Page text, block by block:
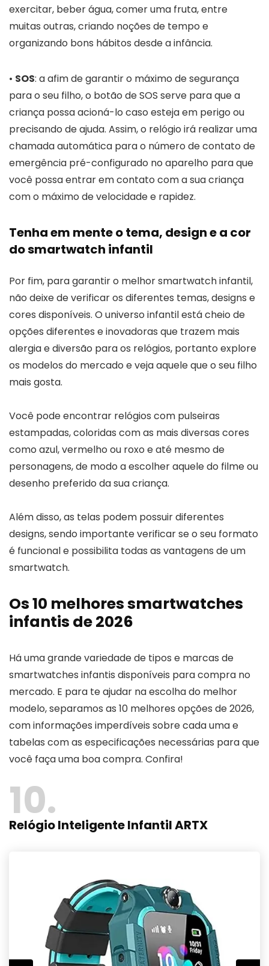
exercitar, beber água, comer uma fruta, entre
muitas outras, criando noções de tempo e
organizando bons hábitos desde a infância.
• SOS: a afim de garantir o máximo de segurança
para o seu filho, o botão de SOS serve para que a
criança possa acioná-lo caso esteja em perigo ou
precisando de ajuda. Assim, o relógio irá realizar uma
chamada automática para o número de contato de
emergência pré-configurado no aparelho para que
você possa entrar em contato com a sua criança
com o máximo de velocidade e rapidez.
Tenha em mente o tema, design e a cor
do smartwatch infantil
Por fim, para garantir o melhor smartwatch infantil,
não deixe de verificar os diferentes temas, designs e
cores disponíveis. O universo infantil está cheio de
opções diferentes e inovadoras que trazem mais
alergia e diversão para os relógios, portanto explore
os modelos do mercado e veja aquele que o seu filho
mais gosta.
Você pode encontrar relógios com pulseiras
estampadas, coloridas com as mais diversas cores
como azul, vermelho ou roxo e até mesmo de
personagens, de modo a escolher aquele do filme ou
desenho preferido da sua criança.
Além disso, as telas podem possuir diferentes
designs, sendo importante verificar se o seu formato
é funcional e possibilita todas as vantagens de um
smartwatch.
Os 10 melhores smartwatches
infantis de 2026
Há uma grande variedade de tipos e marcas de
smartwatches infantis disponíveis para compra no
mercado. E para te ajudar na escolha do melhor
modelo, separamos as 10 melhores opções de 2026,
com informações imperdíveis sobre cada uma e
tabelas com as especificações necessárias para que
você faça uma boa compra. Confira!
10
Relógio Inteligente Infantil ARTX